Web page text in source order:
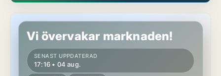
Lägenhet i Osby
Vi övervakar marknaden!
SENAST UPPDATERAD
17:16 • 04 aug.